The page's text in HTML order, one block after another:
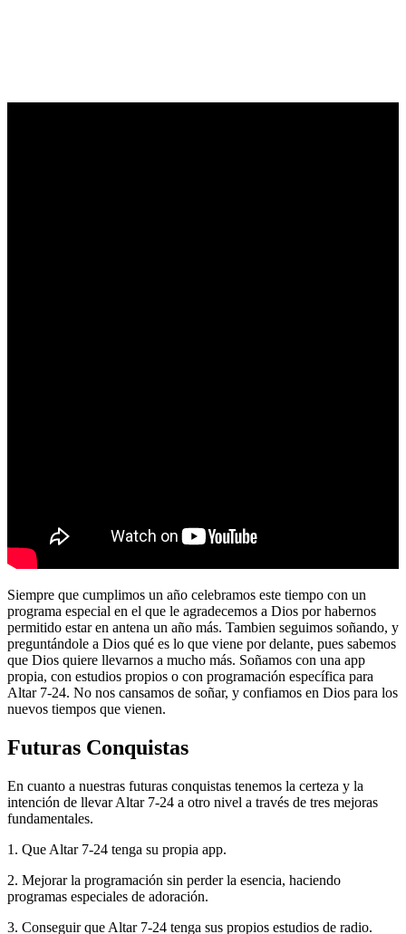
Siempre que cumplimos un año celebramos este tiempo con un
programa especial en el que le agradecemos a Dios por habernos
permitido estar en antena un año más. Tambien seguimos soñando, y
preguntándole a Dios qué es lo que viene por delante, pues sabemos
que Dios quiere llevarnos a mucho más. Soñamos con una app
propia, con estudios propios o con programación específica para
Altar 7-24. No nos cansamos de soñar, y confiamos en Dios para los
nuevos tiempos que vienen.
Futuras Conquistas
En cuanto a nuestras futuras conquistas tenemos la certeza y la
intención de llevar Altar 7-24 a otro nivel a través de tres mejoras
fundamentales.
1. Que Altar 7-24 tenga su propia app.
2. Mejorar la programación sin perder la esencia, haciendo
programas especiales de adoración.
3. Conseguir que Altar 7-24 tenga sus propios estudios de radio.